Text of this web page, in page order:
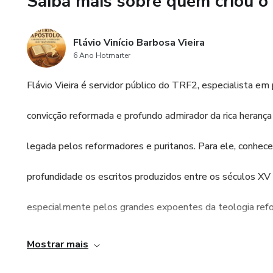
honestidade, mas também
capítulo é uma oportunidade
Ao escrever estas páginas,
Flávio Vinício Barbosa Vieira
6 Ano Hotmarter
Flávio Vieira é servidor público do TRF2, especialista
convicção reformada e profundo admirador da rica herança
legada pelos reformadores e puritanos. Para ele,
profundidade os escritos produzidos entre os séculos XV
especialmente pelos grandes expoentes da teologia
não é um luxo intelectual, mas um pré-requisito essencial
Mostrar mais